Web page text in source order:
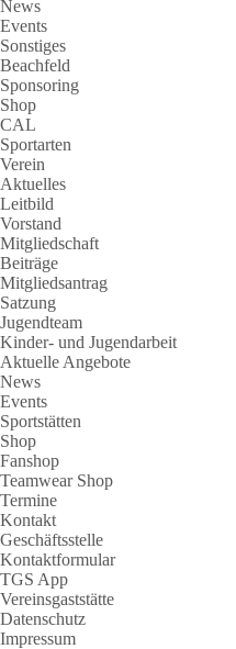
News
Events
Sonstiges
Beachfeld
Sponsoring
Shop
CAL
Sportarten
Verein
Aktuelles
Leitbild
Vorstand
Mitgliedschaft
Beiträge
Mitgliedsantrag
Satzung
Jugendteam
Kinder- und Jugendarbeit
Aktuelle Angebote
News
Events
Sportstätten
Shop
Fanshop
Teamwear Shop
Termine
Kontakt
Geschäftsstelle
Kontaktformular
TGS App
Vereinsgaststätte
Datenschutz
Impressum